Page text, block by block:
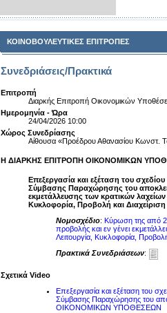
ΚΟΙΝΟΒΟΥΛΕΥΤΙΚΕΣ ΕΠΙΤΡΟΠΕΣ
Συνεδριάσεις/Πρακτικά
Επιτροπή
Διαρκής Επιτροπή Οικονομικών
Ημερομηνία - Ώρα
24/04/2026 10:00
Χώρος Συνεδρίασης
Αίθουσα «Προέδρου Αθανασίου Κωνστ.
Η ΔΙΑΡΚΗΣ ΕΠΙΤΡΟΠΗ ΟΙΚΟΝΟΜΙΚΩΝ
Επεξεργασία και εξέταση του
Σύμβασης Παραχώρησης του
εκμετάλλευσης των κρατικών
Κυκλοφορία, Προβολή και
Νομοσχέδιο: Κύρωση της από
προβολής και εν γένει
Λειτουργία, Κυκλοφορία,
Πρακτικά Συνεδριάσεων:
Σχετικά Video
Επεξεργασία και εξέταση του
Σύμβασης Παραχώρησης του
ΟΙΚΟΝΟΜΙΚΩΝ ΥΠΟΘΕΣΕΩΝ